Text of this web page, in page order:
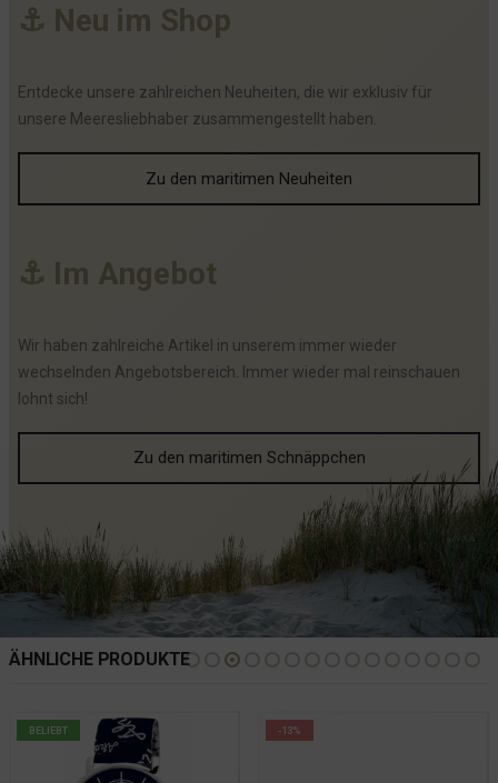
⚓ Neu im Shop
Entdecke unsere zahlreichen Neuheiten, die wir exklusiv für
unsere Meeresliebhaber zusammengestellt haben.
Zu den maritimen Neuheiten
⚓ Im Angebot
Wir haben zahlreiche Artikel in unserem immer wieder
wechselnden Angebotsbereich. Immer wieder mal reinschauen
lohnt sich!
Zu den maritimen Schnäppchen
ÄHNLICHE PRODUKTE
BELIEBT -13%